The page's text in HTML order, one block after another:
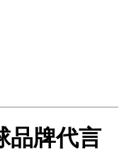
品牌代言